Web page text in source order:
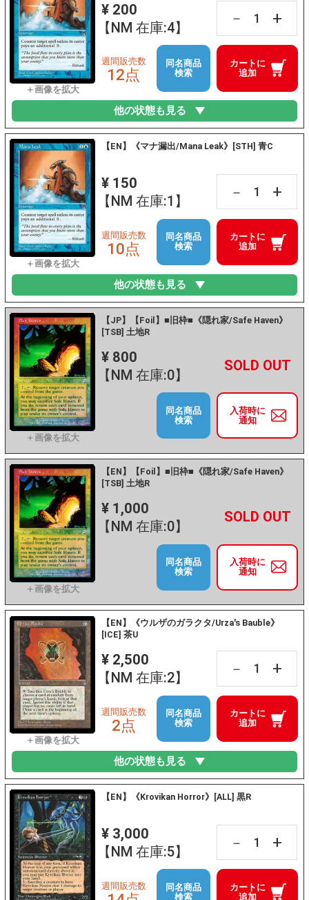
¥ 200
【NM 在庫:4】
－ +
カートに
追加
週間販売数
12点
同名商品
検索
他の状態も見る
【EN】《マナ漏出/Mana Leak》[STH] 青C
¥ 150
【NM 在庫:1】
－ +
カートに
追加
週間販売数
10点
同名商品
検索
他の状態も見る
【JP】【Foil】■旧枠■《隠れ家/Safe Haven》
[TSB] 土地R
¥ 800
【NM 在庫:0】
－ +
入荷時に
通知
同名商品
検索
【EN】【Foil】■旧枠■《隠れ家/Safe Haven》
[TSB] 土地R
¥ 1,000
【NM 在庫:0】
－ +
入荷時に
通知
同名商品
検索
【EN】《ウルザのガラクタ/Urza's Bauble》
[ICE] 茶U
¥ 2,500
【NM 在庫:2】
－ +
カートに
追加
週間販売数
2点
同名商品
検索
他の状態も見る
【EN】《Krovikan Horror》[ALL] 黒R
¥ 3,000
【NM 在庫:5】
－ +
カートに
追加
週間販売数
同名商品
検索